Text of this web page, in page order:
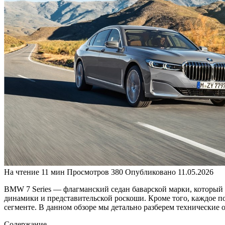
На чтение 11 мин Просмотров 380 Опубликовано 11.05.2026
BMW 7 Series — флагманский седан баварской марки, который
динамики и представительской роскоши. Кроме того, каждое
сегменте. В данном обзоре мы детально разберем